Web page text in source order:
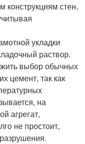
конструкциям стен,
укладки
раствор.
выбор обычных
цемент, так как
на
агрегат,
не простоит,